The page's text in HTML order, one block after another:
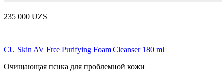
235 000 UZS
CU Skin AV Free Purifying Foam Cleanser 180 ml
Очищающая пенка для проблемной кожи